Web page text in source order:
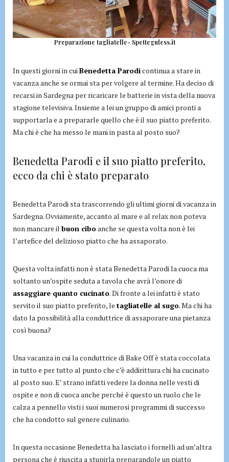
Preparazione tagliatelle- Spetteguless.it
In questi giorni in cuiBenedetta Parodicontinua a stare in
vacanza anche se ormai sta per volgere al termine. Ha deciso di
recarsi in Sardegna per ricaricare le batterie in vista della nuova
stagione televisiva. Insieme a lei un gruppo di amici pronti a
supportarla e a prepararle quello che è il suo piatto preferito.
Ma chi è che ha messo le mani in pasta al posto suo?
Benedetta Parodi e il suo piatto preferito,
ecco da chi è stato preparato
Benedetta Parodi sta trascorrendo gli ultimi giorni di vacanza in
Sardegna. Ovviamente, accanto al mare e al relax non poteva
non mancare il buon ciboanche se questa volta non è lei
l’artefice del delizioso piatto che ha assaporato.
Questa volta infatti non è stata Benedetta Parodi la cuoca ma
soltanto un’ospite seduta a tavola che avrà l’onore di
assaggiare quanto cucinato. Di fronte a lei infatti è stato
servito il suo piatto preferito, le tagliatelle al sugo. Ma chi ha
dato la possibilità alla conduttrice di assaporare una pietanza
così buona?
Una vacanza in cui la conduttrice di Bake Off è stata coccolata
in tutto e per tutto al punto che c’è addirittura chi ha cucinato
al posto suo. E’ strano infatti vedere la donna nelle vesti di
ospite e non di cuoca anche perché è questo un ruolo che le
calza a pennello visti i suoi numerosi programmi di successo
che ha condotto sul genere culinario.
In questa occasione Benedetta ha lasciato i fornelli ad un’altra
persona che è riuscita a stupirla preparandole un piatto